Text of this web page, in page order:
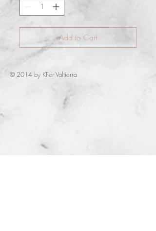
Add to Cart
© 2014 by KFer Valtierra